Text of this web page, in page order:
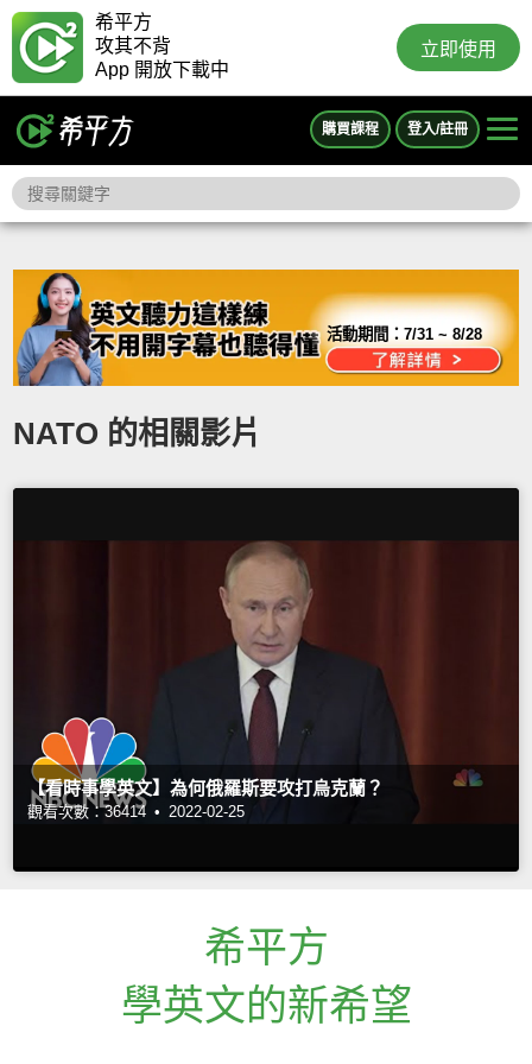
希平方
攻其不背
App 開放下載中
立即使用
購買課程 登入/註冊
活動期間：7/31 ~ 8/28
NATO 的相關影片
【看時事學英文】為何俄羅斯要攻打烏克蘭？
觀看次數：36414 • 2022-02-25
希平方
學英文的新希望